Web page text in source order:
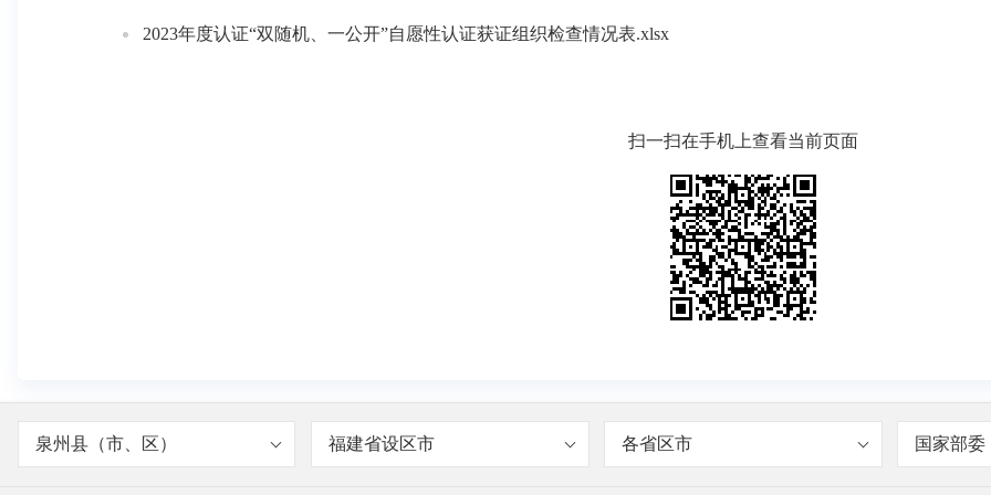
2023年度认证“双随机、一公开”自愿性认证获证组织检查情况表.xlsx
扫一扫在手机上查看当前页面
泉州县（市、区） 福建省设区市 各省区市 国家部委